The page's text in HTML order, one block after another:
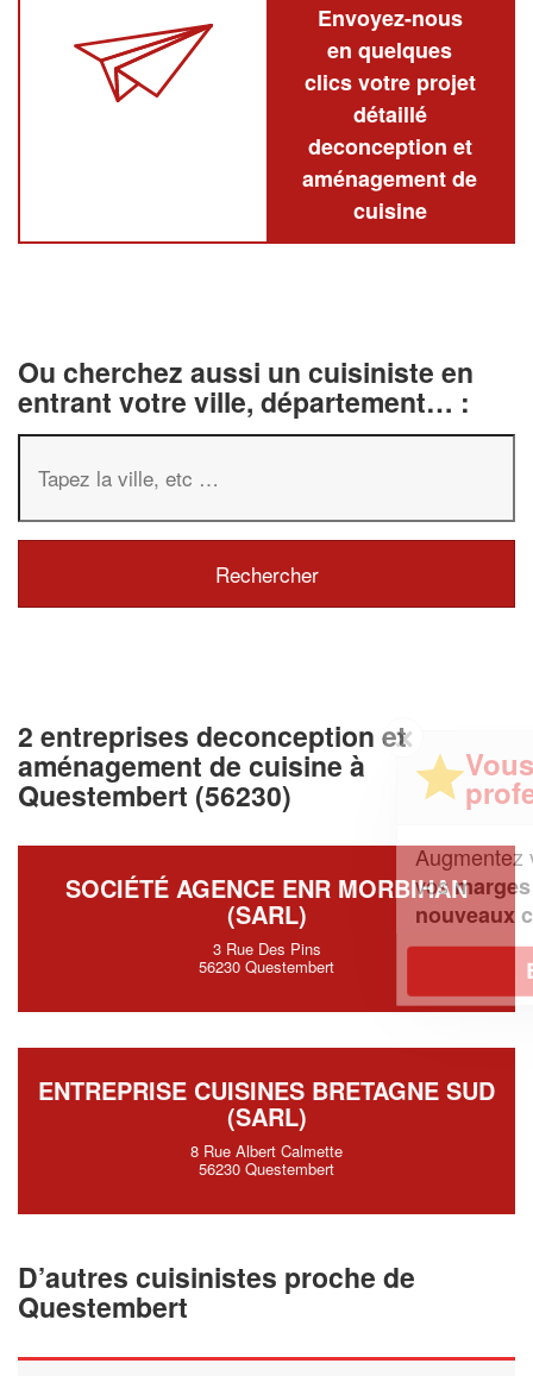
Envoyez-nous
en quelques
clics votre projet
détaillé
deconception et
aménagement de
cuisine
Ou cherchez aussi un cuisiniste en
entrant votre ville, département… :
2 entreprises deconception et
aménagement de cuisine à
Questembert (56230)
SOCIÉTÉ AGENCE ENR MORBIHAN
(SARL)
3 Rue Des Pins
56230 Questembert
ENTREPRISE CUISINES BRETAGNE SUD
(SARL)
8 Rue Albert Calmette
56230 Questembert
D’autres cuisinistes proche de
Questembert
✕
Vous êtes un
professionnel ?
Augmentez votre chiffre d'affaireset
vosmargestout en gagnant de
nouveaux clients
En savoir plus